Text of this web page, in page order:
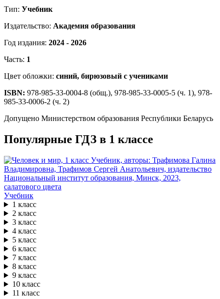
Тип: Учебник
Издательство: Академия образования
Год издания: 2024 - 2026
Часть: 1
Цвет обложки: синий, бирюзовый с учениками
ISBN: 978-985-33-0004-8 (общ.), 978-985-33-0005-5 (ч. 1), 978-
985-33-0006-2 (ч. 2)
Допущено Министерством образования Республики Беларусь
Популярные ГДЗ в 1 классе
Учебник
1 класс
2 класс
3 класс
4 класс
5 класс
6 класс
7 класс
8 класс
9 класс
10 класс
11 класс